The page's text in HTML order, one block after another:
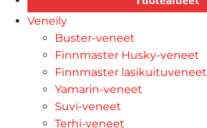
Veneily
Buster-veneet
Finnmaster Husky-veneet
Finnmaster lasikuituveneet
Yamarin-veneet
Suvi-veneet
Terhi-veneet